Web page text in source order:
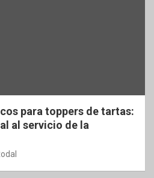
para toppers de tartas:
al servicio de la